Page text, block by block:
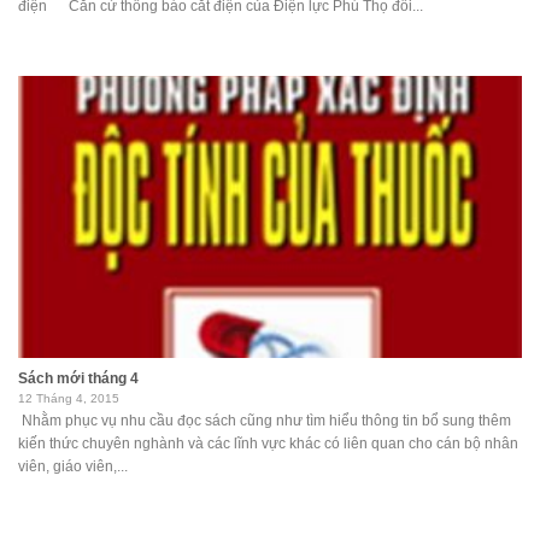
điện Căn cứ thông báo cắt điện của Điện lực Phú Thọ đối...
Sách mới tháng 4
12 Tháng 4, 2015
Nhằm phục vụ nhu cầu đọc sách cũng như tìm hiểu thông tin bổ sung thêm
kiến thức chuyên nghành và các lĩnh vực khác có liên quan cho cán bộ nhân
viên, giáo viên,...